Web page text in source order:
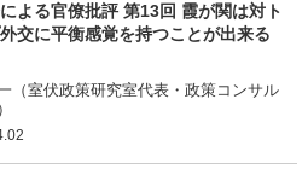
よる官僚批評 第13回 霞が関は対ト
交に平衡感覚を持つことが出来る
（室伏政策研究室代表・政策コンサル